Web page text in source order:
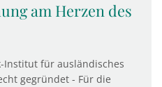
am Herzen des
Institut für ausländisches
gegründet - Für die